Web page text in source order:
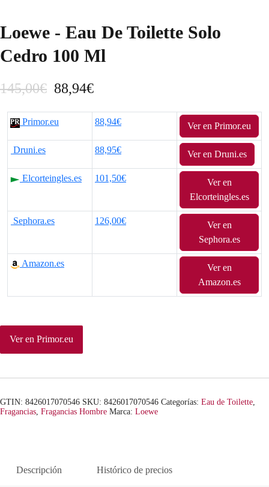
Loewe - Eau De Toilette Solo
Cedro 100 Ml
145,00€ E
l
e
i
o
r
g
a
r
88,94€E
l
r
e
i
c
e
8
Primor.eu 88,94€ Ver en Primor.eu
Druni.es 88,95€ Ver en Druni.es
Elcorteingles.es 101,50€
Ver en
Elcorteingles.es
Sephora.es 126,00€
Ver en
Sephora.es
Amazon.es
Ver en
Amazon.es
Ver en Primor.eu
GTIN: 8426017070546 SKU: 8426017070546 Categorías: Eau de Toilette
Fragancias Fragancias Hombre Marca: Loewe
Descripción Histórico de precios